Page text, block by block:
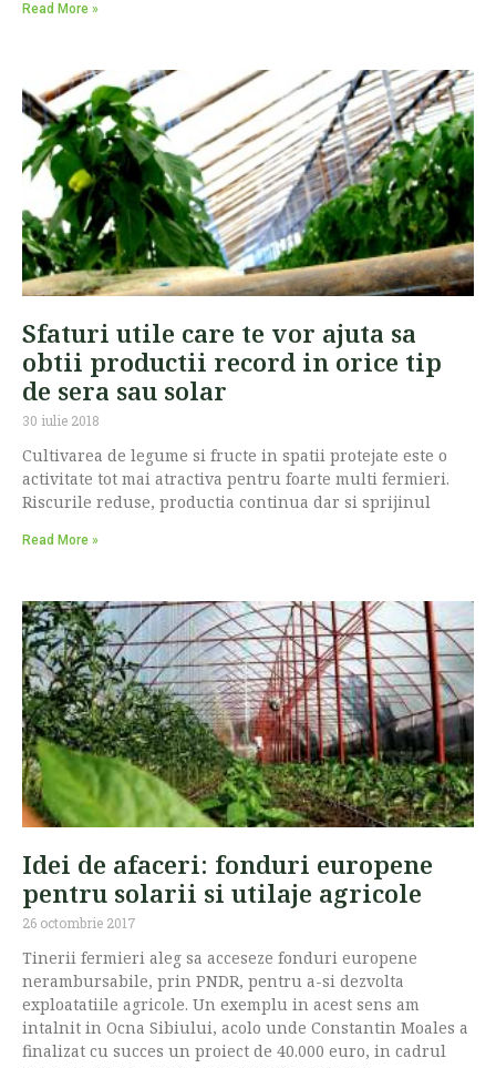
Read More »
Sfaturi utile care te vor ajuta sa
obtii productii record in orice tip
de sera sau solar
30 iulie 2018
Cultivarea de legume si fructe in spatii protejate este o
activitate tot mai atractiva pentru foarte multi fermieri.
Riscurile reduse, productia continua dar si sprijinul
Read More »
Idei de afaceri: fonduri europene
pentru solarii si utilaje agricole
26 octombrie 2017
Tinerii fermieri aleg sa acceseze fonduri europene
nerambursabile, prin PNDR, pentru a-si dezvolta
exploatatiile agricole. Un exemplu in acest sens am
intalnit in Ocna Sibiului, acolo unde Constantin Moales a
finalizat cu succes un proiect de 40.000 euro, in cadrul